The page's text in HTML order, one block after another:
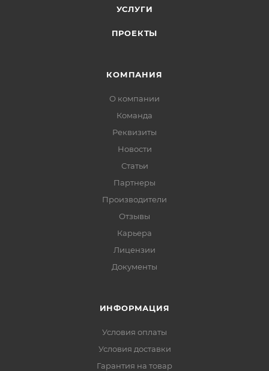
УСЛУГИ
ПРОЕКТЫ
КОМПАНИЯ
О компании
Команда
Реквизиты
Новости
Статьи
Партнеры
Производители
Отзывы
Карьера
Лицензии
Документы
ИНФОРМАЦИЯ
Условия оплаты
Условия доставки
Гарантия на товар